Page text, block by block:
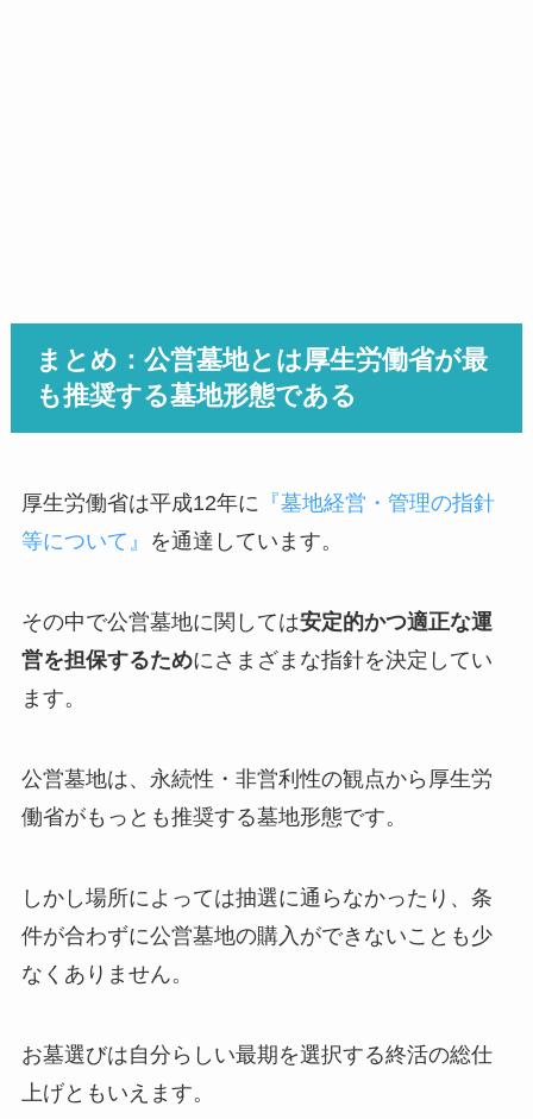
まとめ：公営墓地とは厚生労働省が最
も推奨する墓地形態である
厚生労働省は平成12年に 『墓地経営・管理の指針
等について』
を通達しています。
その中で公営墓地に関しては安定的かつ適正な運
営を担保するためにさまざまな指針を決定してい
ます。
公営墓地は、永続性・非営利性の観点から厚生労
働省がもっとも推奨する墓地形態です。
しかし場所によっては抽選に通らなかったり、条
件が合わずに公営墓地の購入ができないことも少
なくありません。
お墓選びは自分らしい最期を選択する終活の総仕
上げともいえます。